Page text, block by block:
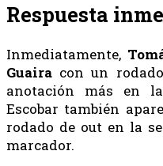
Respuesta
Inmediatamente,
Guaira con un
anotación más en
Escobar también
rodado de out en la
marcador.